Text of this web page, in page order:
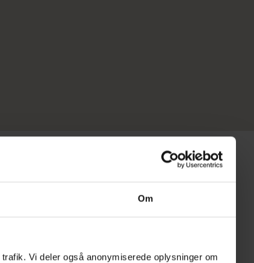
Om
Vi deler også anonymiserede oplysninger om